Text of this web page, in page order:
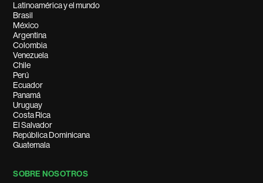
Latinoamérica y el mundo
Brasil
México
Argentina
Colombia
Venezuela
Chile
Perú
Ecuador
Panamá
Uruguay
Costa Rica
El Salvador
República Dominicana
Guatemala
SOBRE NOSOTROS